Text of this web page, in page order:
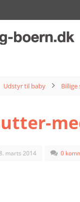
Udstyr til baby
marts 2014 0